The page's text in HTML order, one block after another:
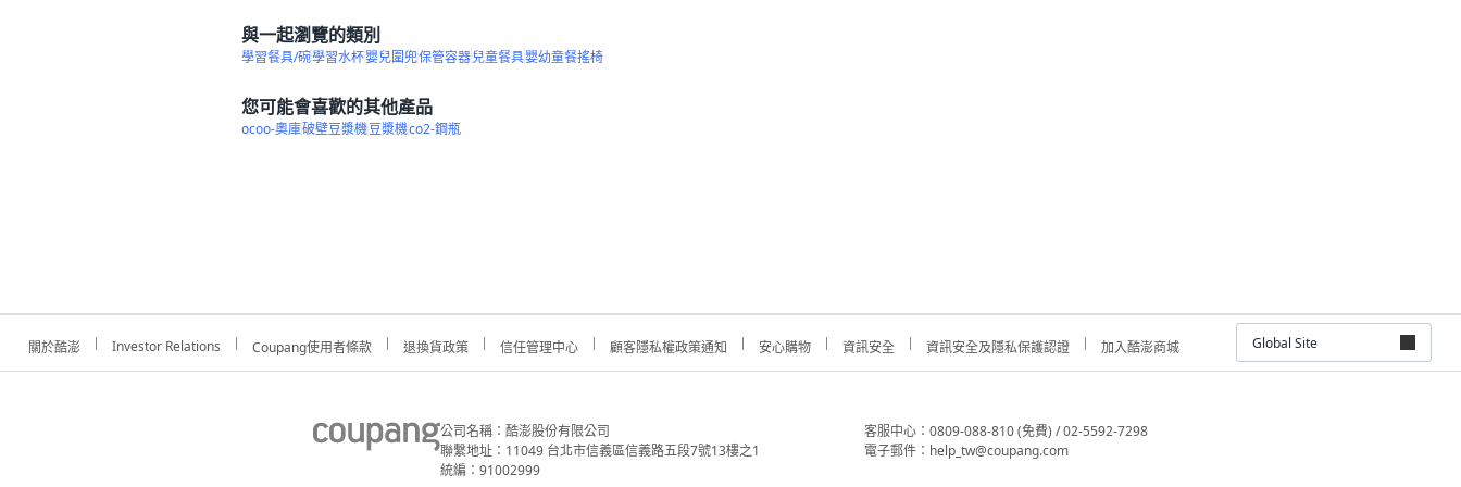
與一起瀏覽的類別
學習餐具/碗學習水杯嬰兒圍兜保管容器兒童餐具嬰幼童餐搖椅
您可能會喜歡的其他產品
ocoo-奧庫破壁豆漿機豆漿機co2-鋼瓶
關於酷澎 Investor Relations Coupang使用者條款 退換貨政策 信任管理中心 顧客隱私權政策通知 安心購物 資訊安全 資訊安全及隱私保護認證 加入酷澎商城 Global Site
公司名稱：酷澎股份有限公司
聯繫地址：11049 台北市信義區信義路五段7號13樓之1
統編：91002999
客服中心：0809-088-810 (免費) / 02-5592-7298
電子郵件：help_tw@coupang.com